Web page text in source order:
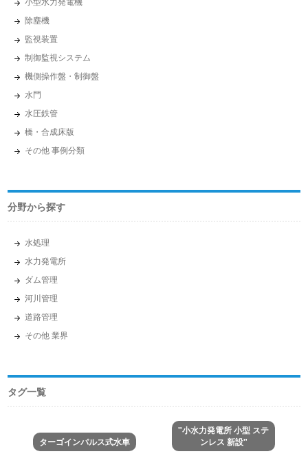
除塵機
監視装置
制御監視システム
機側操作盤・制御盤
水門
水圧鉄管
橋・合成床版
その他 事例分類
分野から探す
水処理
水力発電所
ダム管理
河川管理
道路管理
その他 業界
タグ一覧
ターゴインパルス式水車
"小水力発電所 小型 ステ
ンレス 新設"